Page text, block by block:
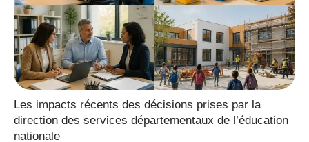
Les impacts récents des décisions prises par la
direction des services départementaux de l’éducation
nationale